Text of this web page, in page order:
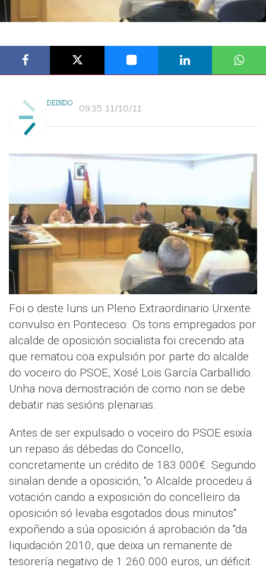
DEINDO 09:35 11/10/11
Foi o deste luns un Pleno Extraordinario Urxente
convulso en Ponteceso. Os tons empregados por
alcalde de oposición socialista foi crecendo ata
que rematou coa expulsión por parte do alcalde
do voceiro do PSOE, Xosé Lois García Carballido.
Unha nova demostración de como non se debe
debatir nas sesións plenarias.
Antes de ser expulsado o voceiro do PSOE esixía
un repaso ás débedas do Concello,
concretamente un crédito de 183.000€. Segundo
sinalan dende a oposición, "o Alcalde procedeu á
votación cando a exposición do concelleiro da
oposición só levaba esgotados dous minutos"
expoñendo a súa oposición á aprobación da "da
liquidación 2010, que deixa un remanente de
tesorería negativo de 1.260.000 euros, un déficit